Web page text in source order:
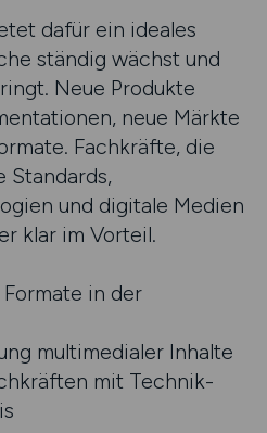
dafür ein ideales
ständig wächst und
Neue Produkte
neue Märkte
Fachkräfte, die
Standards,
und digitale Medien
klar im Vorteil.
in der
multimedialer Inhalte
mit Technik-